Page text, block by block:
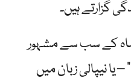
شاہ کے سب سے مشہور
یا نیپالی زبان میں